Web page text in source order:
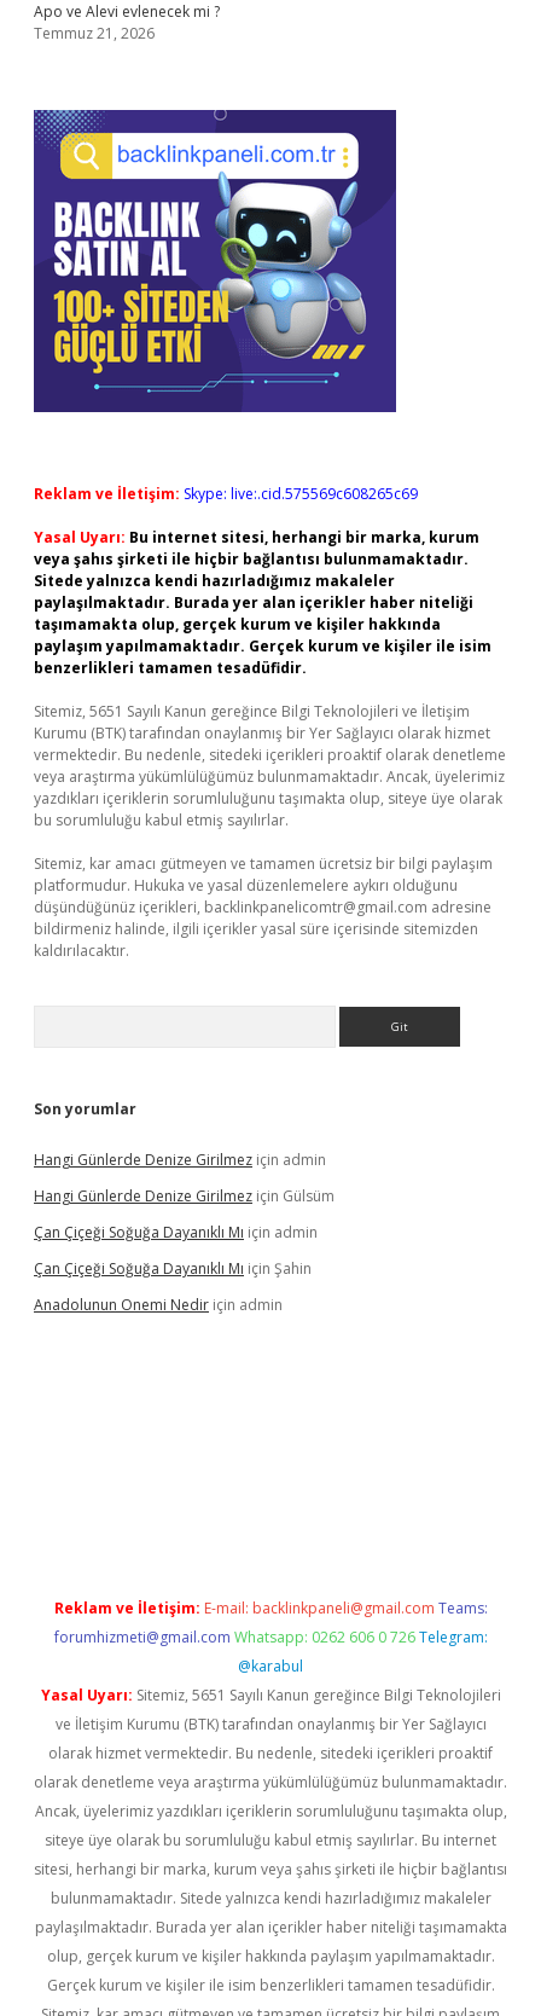
Apo ve Alevi evlenecek mi ?
Temmuz 21, 2026
Reklam ve İletişim: Skype: live:.cid.575569c608265c69
Yasal Uyarı: Bu internet sitesi, herhangi bir marka, kurum
veya şahıs şirketi ile hiçbir bağlantısı bulunmamaktadır.
Sitede yalnızca kendi hazırladığımız makaleler
paylaşılmaktadır. Burada yer alan içerikler haber niteliği
taşımamakta olup, gerçek kurum ve kişiler hakkında
paylaşım yapılmamaktadır. Gerçek kurum ve kişiler ile isim
benzerlikleri tamamen tesadüfidir.
Sitemiz, 5651 Sayılı Kanun gereğince Bilgi Teknolojileri ve İletişim
Kurumu (BTK) tarafından onaylanmış bir Yer Sağlayıcı olarak hizmet
vermektedir. Bu nedenle, sitedeki içerikleri proaktif olarak denetleme
veya araştırma yükümlülüğümüz bulunmamaktadır. Ancak, üyelerimiz
yazdıkları içeriklerin sorumluluğunu taşımakta olup, siteye üye olarak
bu sorumluluğu kabul etmiş sayılırlar.
Sitemiz, kar amacı gütmeyen ve tamamen ücretsiz bir bilgi paylaşım
platformudur. Hukuka ve yasal düzenlemelere aykırı olduğunu
düşündüğünüz içerikleri, backlinkpanelicomtr@gmail.com adresine
bildirmeniz halinde, ilgili içerikler yasal süre içerisinde sitemizden
kaldırılacaktır.
Son yorumlar
Hangi Günlerde Denize Girilmez için admin
Hangi Günlerde Denize Girilmez için Gülsüm
Çan Çiçeği Soğuğa Dayanıklı Mı için admin
Çan Çiçeği Soğuğa Dayanıklı Mı için Şahin
Anadolunun Onemi Nedir için admin
Reklam ve İletişim: E-mail: backlinkpaneli@gmail.com Teams:
forumhizmeti@gmail.com Whatsapp: 0262 606 0 726 Telegram:
@karabul
Yasal Uyarı: Sitemiz, 5651 Sayılı Kanun gereğince Bilgi Teknolojileri
ve İletişim Kurumu (BTK) tarafından onaylanmış bir Yer Sağlayıcı
olarak hizmet vermektedir. Bu nedenle, sitedeki içerikleri proaktif
olarak denetleme veya araştırma yükümlülüğümüz bulunmamaktadır.
Ancak, üyelerimiz yazdıkları içeriklerin sorumluluğunu taşımakta olup,
siteye üye olarak bu sorumluluğu kabul etmiş sayılırlar. Bu internet
sitesi, herhangi bir marka, kurum veya şahıs şirketi ile hiçbir bağlantısı
bulunmamaktadır. Sitede yalnızca kendi hazırladığımız makaleler
paylaşılmaktadır. Burada yer alan içerikler haber niteliği taşımamakta
olup, gerçek kurum ve kişiler hakkında paylaşım yapılmamaktadır.
Gerçek kurum ve kişiler ile isim benzerlikleri tamamen tesadüfidir.